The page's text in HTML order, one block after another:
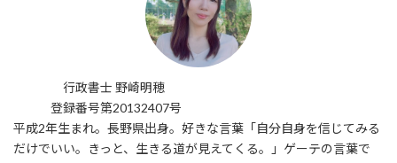
行政書士 野崎明穂
登録番号第20132407号
平成2年生まれ。長野県出身。好きな言葉「自分自身を信じてみる
だけでいい。きっと、生きる道が見えてくる。」ゲーテの言葉で